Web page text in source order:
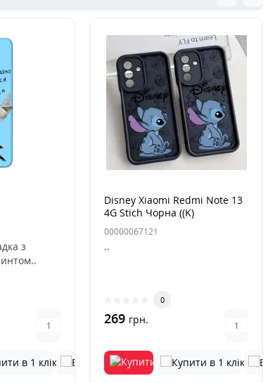
з
Disney Xiaomi Redmi Note 13
4G Stich Чорна ((K)
00000067121
..
0
269 грн.